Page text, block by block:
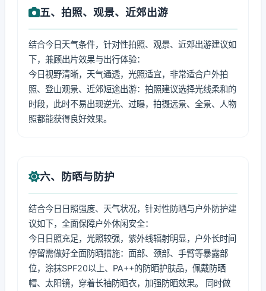
五、拍照、观景、近郊出游
结合今日天气条件，针对性拍照、观景、近郊出游建议如
下，兼顾出片效果与出行体验：
今日视野清晰，天气通透，光照适宜，非常适合户外拍
照、登山观景、近郊短途出游：拍照建议选择光线柔和的
时段，此时不易出现逆光、过曝，拍摄远景、全景、人物
照都能获得良好效果。
六、防晒与防护
结合今日日照强度、天气状况，针对性防晒与户外防护建
议如下，全面保障户外休闲安全：
今日日照充足，光照较强，紫外线辐射明显，户外长时间
停留需做好全面防晒措施：面部、颈部、手臂等暴露部
位，涂抹SPF20以上、PA++的防晒护肤品，佩戴防晒
帽、太阳镜，穿着长袖防晒衣，加强防晒效果。 同时做